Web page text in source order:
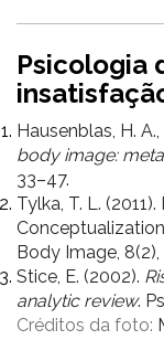
Psicologia
Hausenblas, H.
body image:
33–47.
Tylka, T. L.
Body Image, 8(2),
Stice, E. (2002).
analytic review.
Créditos da foto: